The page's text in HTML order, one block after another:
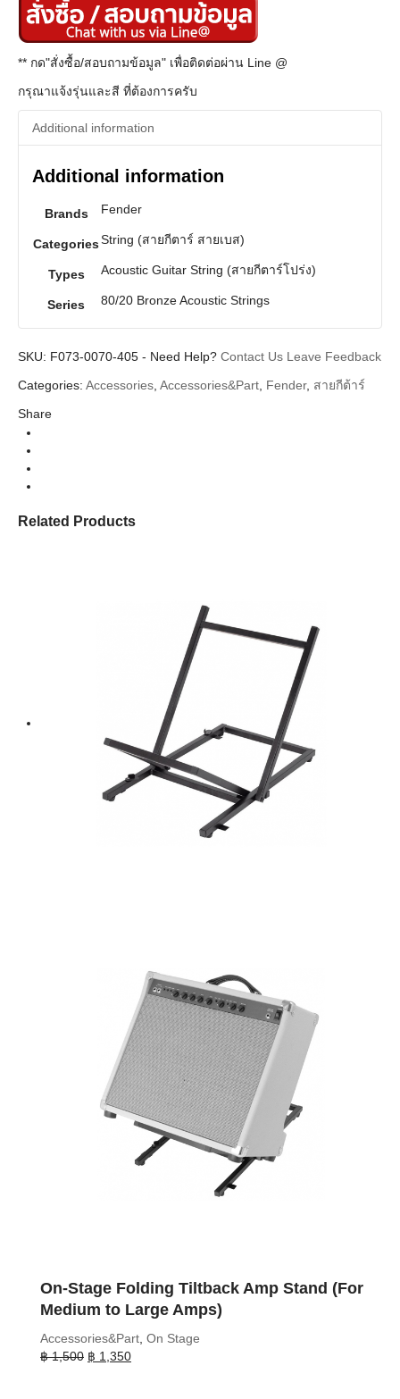
** กด"สั่งซื้อ/สอบถามข้อมูล" เพื่อติดต่อผ่าน Line @
กรุณาแจ้งรุ่นและสี ที่ต้องการครับ
Additional information
Additional information
Brands Fender
CategoriesString (สายกีตาร์ สายเบส)
Types Acoustic Guitar String (สายกีตาร์โปร่ง)
Series 80/20 Bronze Acoustic Strings
SKU: F073-0070-405 - Need Help? Contact Us Leave Feedback
Categories: Accessories, Accessories&Part, Fender, สายกีต้าร์
Share
Related Products
On-Stage Folding Tiltback Amp Stand (For
Medium to Large Amps)
Accessories&Part, On Stage
฿1,500 Original
฿ 1,350Current